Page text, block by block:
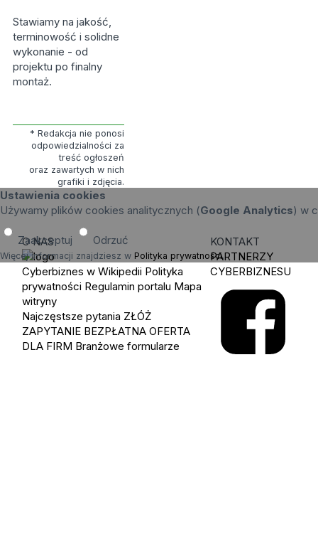
Stawiamy na jakość,
terminowość i solidne
wykonanie - od
projektu po finalny
montaż.
* Redakcja nie ponosi
odpowiedzialności za
treść ogłoszeń
oraz zawartych w nich
grafiki i zdjęcia.
Ustawienia cookies
Używamy plików cookies analitycznych (Google Analytics) w
Zaakceptuj Odrzuć
Więcej informacji znajdziesz w Polityka prywatności.
O NAS
Cyberbiznes w Wikipedii Polityka
prywatności Regulamin portalu Mapa
witryny
Najczęstsze pytania ZŁÓŻ
ZAPYTANIE BEZPŁATNA OFERTA
DLA FIRM Branżowe formularze
KONTAKT
PARTNERZY
CYBERBIZNESU